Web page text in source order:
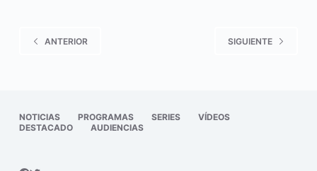
ANTERIOR SIGUIENTE
NOTICIAS PROGRAMAS SERIES
VÍDEOS
DESTACADO
AUDIENCIAS